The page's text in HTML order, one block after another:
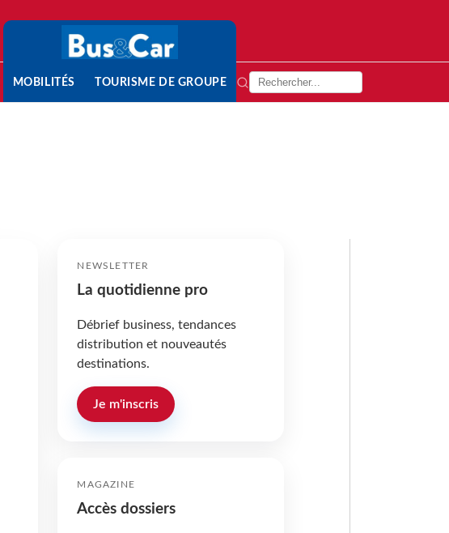
MOBILITÉS TOURISME DE GROUPE
NEWSLETTER
La quotidienne pro
Débrief business, tendances
distribution et nouveautés
destinations.
Je m'inscris
MAGAZINE
Accès dossiers